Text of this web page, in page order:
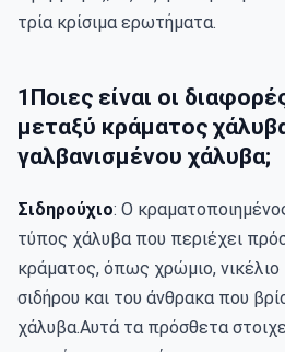
τρία κρίσιμα ερωτήματα.
1Ποιες είναι οι
μεταξύ κράματος
γαλβανισμένου χάλυβα;
Σιδηρούχιο: Ο
τύπος χάλυβα που περιέχει
κράματος, όπως χρώμιο, νικέλιο
σιδήρου και του άνθρακα που
χάλυβα.Αυτά τα πρόσθετα